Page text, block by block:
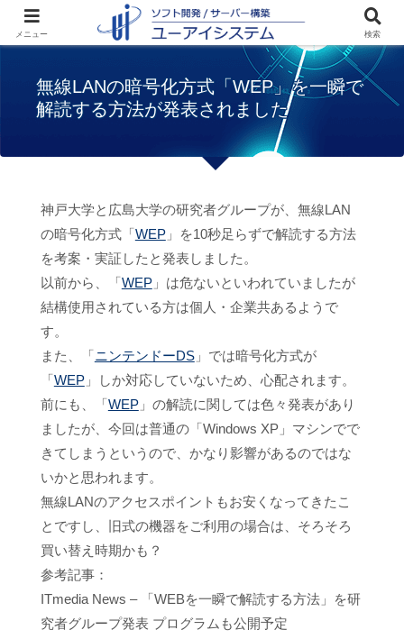
お知らせ
無線LANの暗号化方式
「WEP」を一瞬で解読する方法が発表されました
無線LANの暗号化方式「WEP」を一瞬で
解読する方法が発表されました
神戸大学と広島大学の研究者グループが、無線LAN
の暗号化方式「WEP」を10秒足らずで解読する方法
を考案・実証したと発表しました。
以前から、「WEP」は危ないといわれていましたが
結構使用されている方は個人・企業共あるようで
す。
また、「ニンテンドーDS」では暗号化方式が
「WEP」しか対応していないため、心配されます。
前にも、「WEP」の解読に関しては色々発表があり
ましたが、今回は普通の「Windows XP」マシンでで
きてしまうというので、かなり影響があるのではな
いかと思われます。
無線LANのアクセスポイントもお安くなってきたこ
とですし、旧式の機器をご利用の場合は、そろそろ
買い替え時期かも？
参考記事：
ITmedia News – 「WEBを一瞬で解読する方法」を研
究者グループ発表 プログラムも公開予定
メニュー 検索